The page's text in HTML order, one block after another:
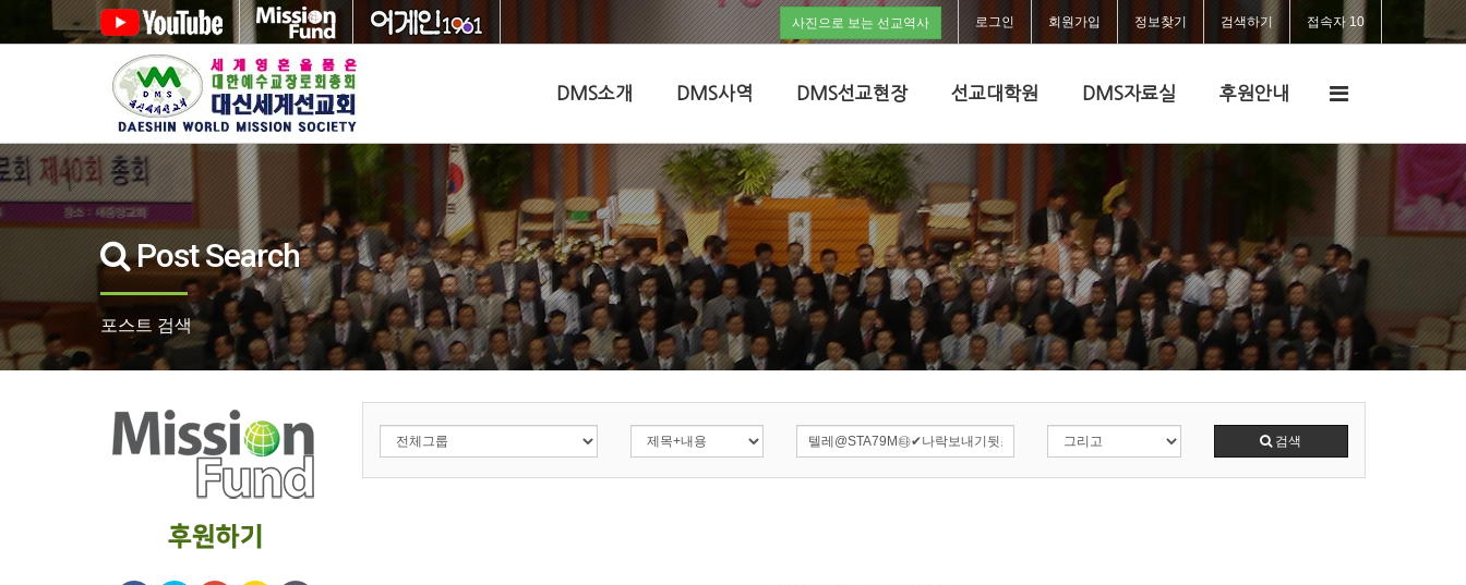
사진으로 보는 선교역사 로그인 회원가입 정보찾기 검색하기 접속자 10
DMS소개 DMS사역 DMS선교현장 선교대학원 DMS자료실 후원안내
전
메
뉴
Post Search
포스트 검색
검색